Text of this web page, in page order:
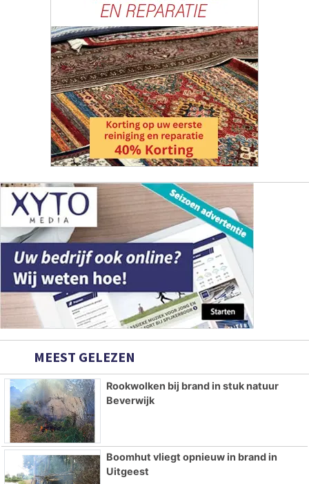
MEEST GELEZEN
Rookwolken bij brand in stuk natuur
Beverwijk
Boomhut vliegt opnieuw in brand in
Uitgeest